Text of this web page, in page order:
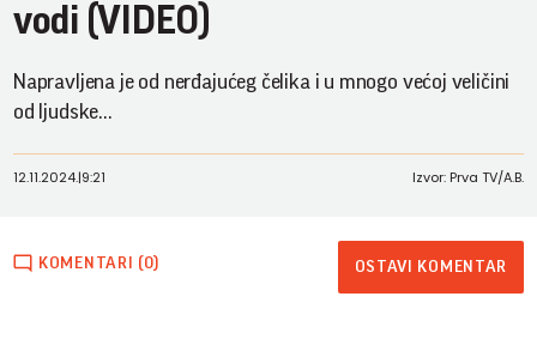
vodi (VIDEO)
Napravljena je od nerđajućeg čelika i u mnogo većoj veličini
od ljudske...
12.11.2024.|9:21 Izvor: Prva TV/A.B.
KOMENTARI (0) OSTAVI KOMENTAR